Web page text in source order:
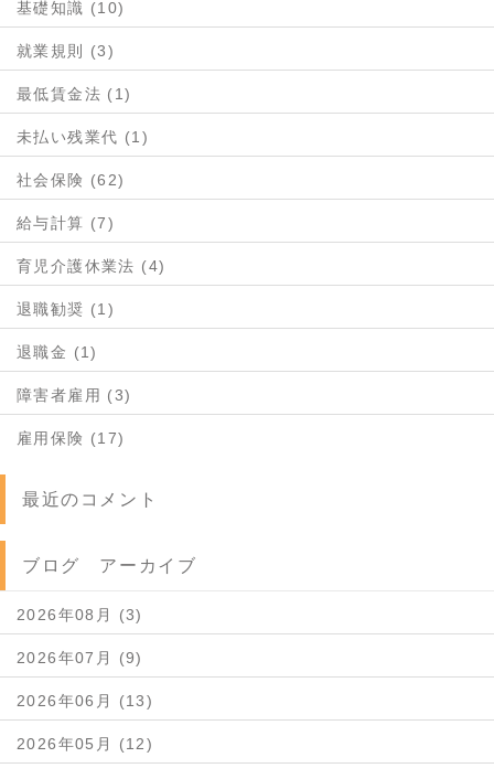
基礎知識 (10)
就業規則 (3)
最低賃金法 (1)
未払い残業代 (1)
社会保険 (62)
給与計算 (7)
育児介護休業法 (4)
退職勧奨 (1)
退職金 (1)
障害者雇用 (3)
雇用保険 (17)
最近のコメント
ブログ アーカイブ
2026年08月 (3)
2026年07月 (9)
2026年06月 (13)
2026年05月 (12)